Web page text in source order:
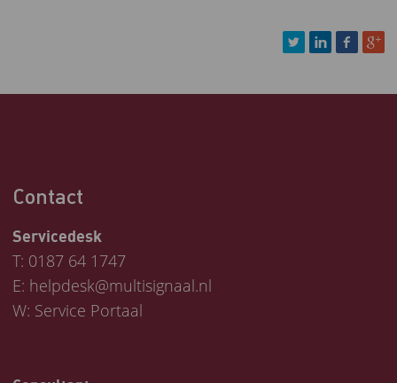
Contact
Servicedesk
T: 0187 64 1747
E: helpdesk@multisignaal.nl
W: Service Portaal